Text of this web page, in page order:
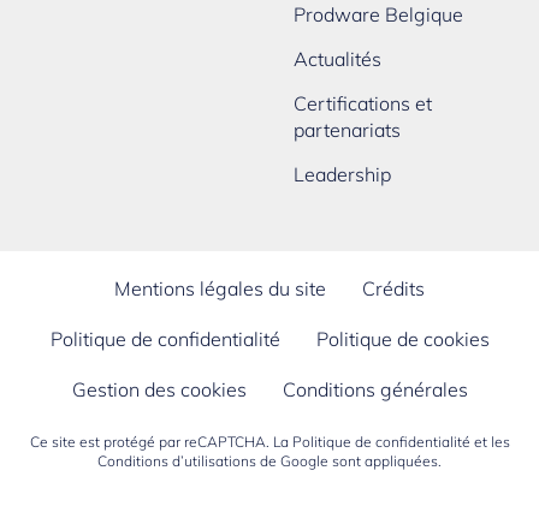
Prodware Belgique
Actualités
Certifications et
partenariats
Leadership
Mentions légales du site Crédits
Politique de confidentialité Politique de cookies
Gestion des cookies Conditions générales
Ce site est protégé par reCAPTCHA. La Politique de confidentialité et les
Conditions d’utilisations de Google sont appliquées.